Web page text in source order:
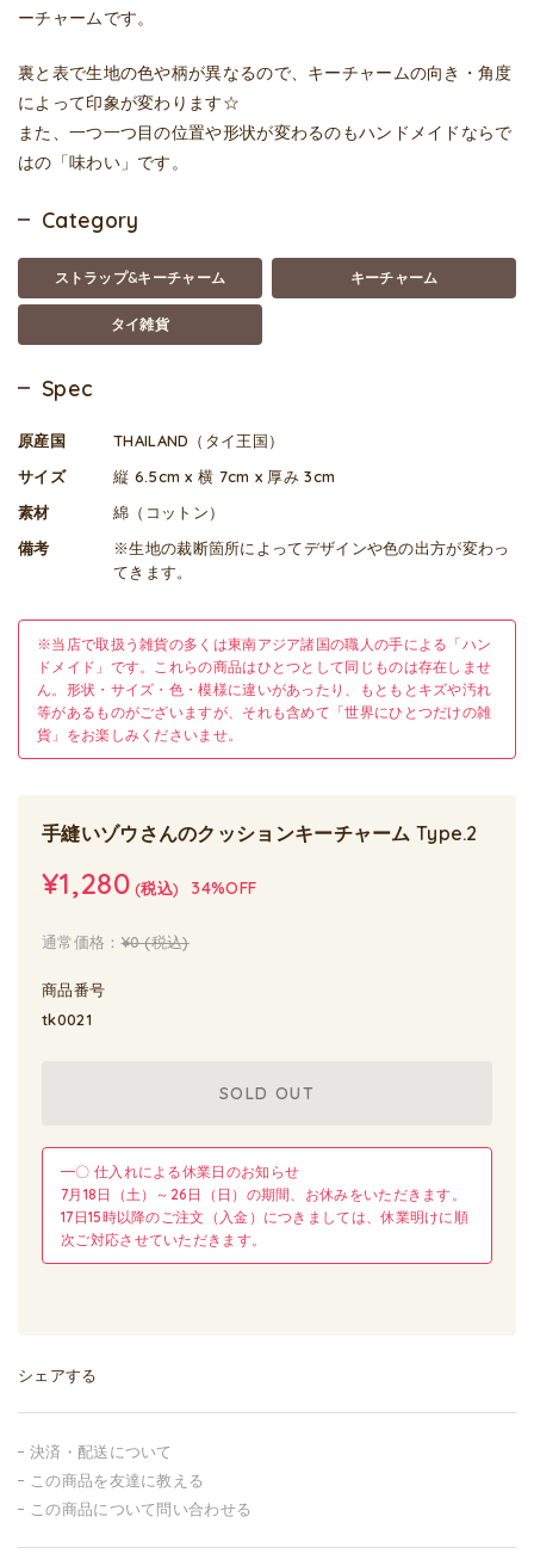
ーチャームです。
裏と表で生地の色や柄が異なるので、キーチャームの向き・角度
によって印象が変わります☆
また、一つ一つ目の位置や形状が変わるのもハンドメイドならで
はの「味わい」です。
Category
ストラップ&キーチャーム キーチャーム
タイ雑貨
Spec
原産国
THAILAND（タイ王国）
サイズ
縦 6.5cm x 横 7cm x 厚み 3cm
素材
綿（コットン）
備考
※生地の裁断箇所によってデザインや色の出方が変わっ
てきます。
※当店で取扱う雑貨の多くは東南アジア諸国の職人の手による「ハン
ドメイド」です。これらの商品はひとつとして同じものは存在しませ
ん。形状・サイズ・色・模様に違いがあったり、もともとキズや汚れ
等があるものがございますが、それも含めて「世界にひとつだけの雑
貨」をお楽しみくださいませ。
手縫いゾウさんのクッションキーチャーム Type.2
¥1,280(税込) 34%OFF
通常価格：¥0(税込)
商品番号
tk0021
SOLD OUT
━〇 仕入れによる休業日のお知らせ
7月18日（土）～26日（日）の期間、お休みをいただきます。
17日15時以降のご注文（入金）につきましては、休業明けに順
次ご対応させていただきます。
シェアする
決済・配送について
この商品を友達に教える
この商品について問い合わせる